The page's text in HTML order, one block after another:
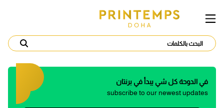
في الدوحة كل شي يبدأ في برنتان
subscribe to our newest updates